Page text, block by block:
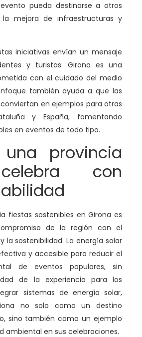
pueda destinarse a otros
la mejora de infraestructuras y
iniciativas envían un mensaje
y turistas: Girona es una
con el cuidado del medio
también ayuda a que las
en ejemplos para otras
y España, fomentando
en eventos de todo tipo.
una provincia
con
fiestas sostenibles en Girona es
de la región con el
la sostenibilidad. La energía solar
y accesible para reducir el
de eventos populares, sin
de la experiencia para los
sistemas de energía solar,
no solo como un destino
sino también como un ejemplo
ambiental en sus celebraciones.